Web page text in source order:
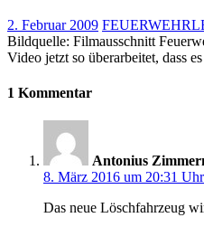
2. Februar 2009
Bildquelle: Filmausschnitt
Video jetzt so überarbeitet, dass
1 Kommentar
Antonius
8. März 2016 um 20:31 Uhr
Das neue Löschfahrzeug